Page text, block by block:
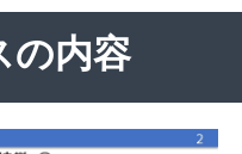
の内容